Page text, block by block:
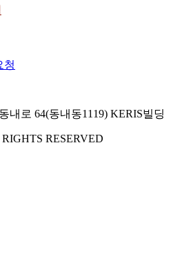
청
내로 64(동내동1119) KERIS빌딩
RESERVED